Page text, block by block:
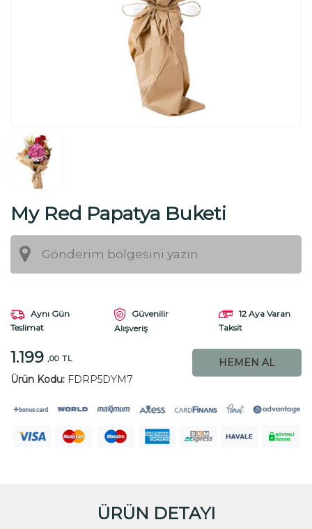
My Red Papatya Buketi
Aynı Gün
Teslimat
Güvenilir
Alışveriş
12 Aya Varan
Taksit
1.199 ,00 TL
Ürün Kodu: FDRP5DYM7
HEMEN AL
ÜRÜN DETAYI